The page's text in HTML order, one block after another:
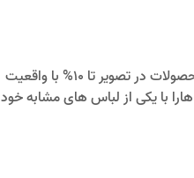
با توجه به تفاوت نمایش رنگ‌ها در صفحه نمایش دستگاه‌های مختلف، رنگ محصولات در تصویر تا 10% با واقعیت
با یکی از لباس های مشابه خود